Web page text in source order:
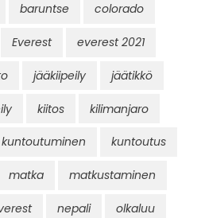
baruntse colorado
Everest everest 2021
jääkiipeily jäätikkö
kiitos kilimanjaro
kuntoutuminen kuntoutus
matka matkustaminen
nepali olkaluu